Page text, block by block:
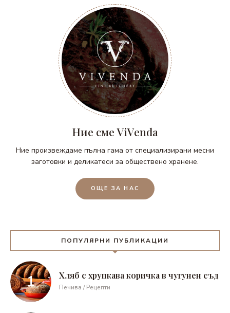
Ние сме ViVenda
Ние произвеждаме пълна гама от специализирани месни
заготовки и деликатеси за обществено хранене.
ОЩЕ ЗА НАС
ПОПУЛЯРНИ ПУБЛИКАЦИИ
Хляб с хрупкава коричка в чугунен съд
Печива / Рецепти